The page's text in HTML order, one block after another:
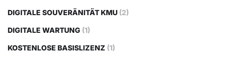
DIGITALE SOUVERÄNITÄT KMU (2)
DIGITALE WARTUNG (1)
KOSTENLOSE BASISLIZENZ (1)